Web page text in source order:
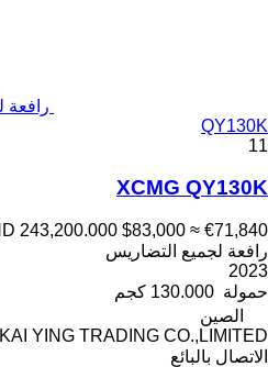
QY130K
11
XCMG QY130K
243,200.000 $83,000 ≈ €71,840
رافعة لجميع التضاريس
2023
حمولة 130.000 كجم
الصين
YING TRADING CO.,LIMITED
الاتصال بالبائع